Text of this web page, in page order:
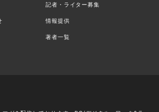
記者・ライター募集
情報提供
著者一覧